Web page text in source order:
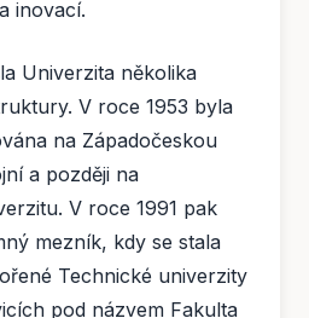
inovací.
Univerzita několika
V roce 1953 byla
na Západočeskou
a později na
V roce 1991 pak
mezník, kdy se stala
Technické univerzity
pod názvem Fakulta